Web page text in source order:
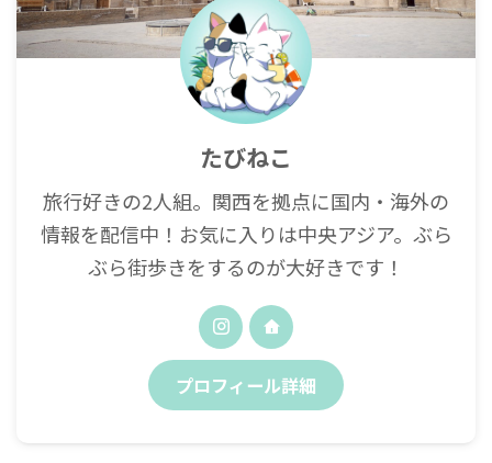
たびねこ
旅行好きの2人組。関西を拠点に国内・海外の
情報を配信中！お気に入りは中央アジア。ぶら
ぶら街歩きをするのが大好きです！
プロフィール詳細